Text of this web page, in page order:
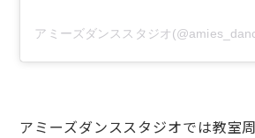
アミーズダンススタジオでは教室